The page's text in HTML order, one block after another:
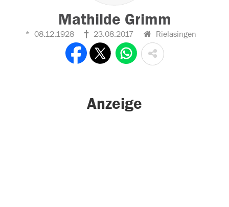
Mathilde Grimm
08.12.1928 23.08.2017 Rielasingen
Anzeige